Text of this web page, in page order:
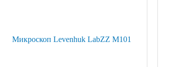
Микроскоп Levenhuk LabZZ M101